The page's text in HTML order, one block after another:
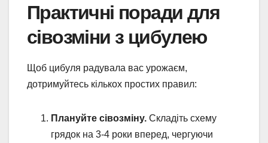
Практичні поради для
сівозміни з цибулею
Щоб цибуля радувала вас урожаєм,
дотримуйтесь кількох простих правил:
Плануйте сівозміну. Складіть схему
грядок на 3-4 роки вперед, чергуючи